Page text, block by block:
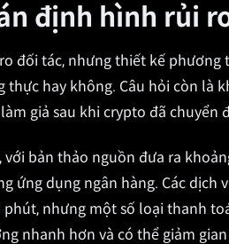
định hình rủi
đối tác, nhưng thiết kế
hay không. Câu hỏi còn là
giả sau khi crypto đã chuyển
bản thảo nguồn đưa ra
ứng dụng ngân hàng. Các dịch
nhưng một số loại thanh
nhanh hơn và có thể giảm